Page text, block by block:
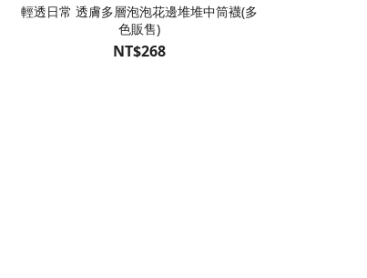
輕透日常 透膚多層泡泡花邊堆堆中筒襪(多
色販售)
NT$268